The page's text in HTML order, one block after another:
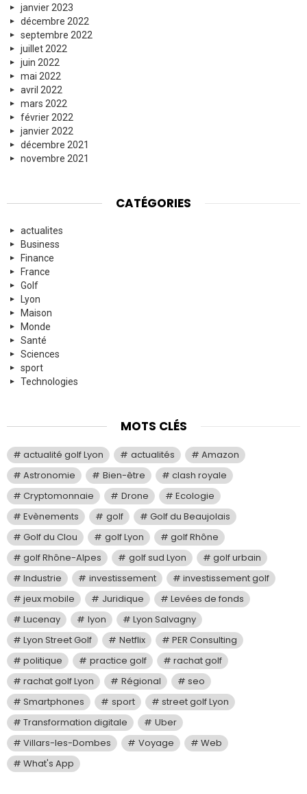
janvier 2023
décembre 2022
septembre 2022
juillet 2022
juin 2022
mai 2022
avril 2022
mars 2022
février 2022
janvier 2022
décembre 2021
novembre 2021
CATÉGORIES
actualites
Business
Finance
France
Golf
Lyon
Maison
Monde
Santé
Sciences
sport
Technologies
MOTS CLÉS
actualité golf Lyon actualités
Amazon
Astronomie
Bien-être
clash royale
Cryptomonnaie
Drone
Ecologie
Evènements
golf
Golf du Beaujolais
Golf du Clou
golf Lyon
golf Rhône
golf Rhône-Alpes
golf sud Lyon
golf urbain
Industrie
investissement
investissement golf
jeux mobile
Juridique
Levées de fonds
Lucenay
lyon
Lyon Salvagny
Lyon Street Golf
Netflix
PER Consulting
politique
practice golf
rachat golf
rachat golf Lyon
Régional
seo
Smartphones
sport
street golf Lyon
Transformation digitale
Uber
Villars-les-Dombes
Voyage
Web
What's App